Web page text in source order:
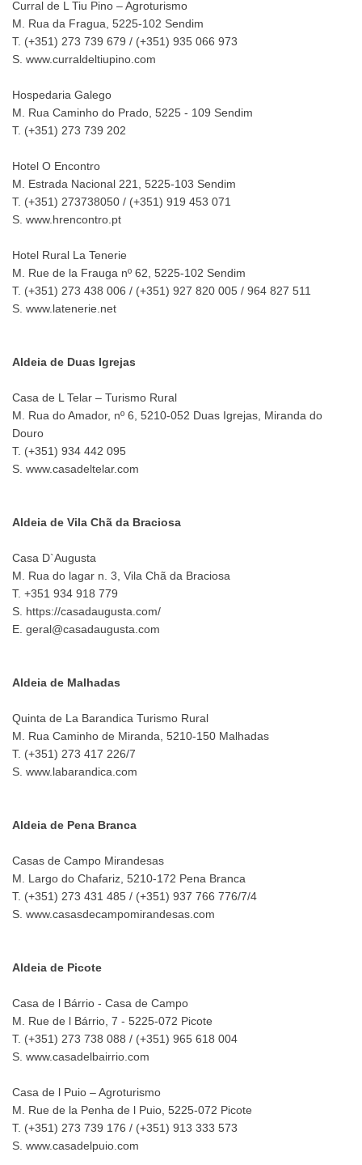
Curral de L Tiu Pino – Agroturismo
M. Rua da Fragua, 5225-102 Sendim
T. (+351) 273 739 679 / (+351) 935 066 973
S. www.curraldeltiupino.com
Hospedaria Galego
M. Rua Caminho do Prado, 5225 - 109 Sendim
T. (+351) 273 739 202
Hotel O Encontro
M. Estrada Nacional 221, 5225-103 Sendim
T. (+351) 273738050 / (+351) 919 453 071
S. www.hrencontro.pt
Hotel Rural La Tenerie
M. Rue de la Frauga nº 62, 5225-102 Sendim
T. (+351) 273 438 006 / (+351) 927 820 005 / 964 827 511
S. www.latenerie.net
Aldeia de Duas Igrejas
Casa de L Telar – Turismo Rural
M. Rua do Amador, nº 6, 5210-052 Duas Igrejas, Miranda do
Douro
T. (+351) 934 442 095
S. www.casadeltelar.com
Aldeia de Vila Chã da Braciosa
Casa D`Augusta
M. Rua do lagar n. 3, Vila Chã da Braciosa
T. +351 934 918 779
S. https://casadaugusta.com/
E. geral@casadaugusta.com
Aldeia de Malhadas
Quinta de La Barandica Turismo Rural
M. Rua Caminho de Miranda, 5210-150 Malhadas
T. (+351) 273 417 226/7
S. www.labarandica.com
Aldeia de Pena Branca
Casas de Campo Mirandesas
M. Largo do Chafariz, 5210-172 Pena Branca
T. (+351) 273 431 485 / (+351) 937 766 776/7/4
S. www.casasdecampomirandesas.com
Aldeia de Picote
Casa de l Bárrio - Casa de Campo
M. Rue de l Bárrio, 7 - 5225-072 Picote
T. (+351) 273 738 088 / (+351) 965 618 004
S. www.casadelbairrio.com
Casa de l Puio – Agroturismo
M. Rue de la Penha de l Puio, 5225-072 Picote
T. (+351) 273 739 176 / (+351) 913 333 573
S. www.casadelpuio.com